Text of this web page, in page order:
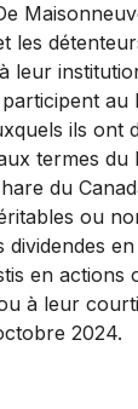
les
à leur
au
ils ont
termes du
du
ou
dividendes
en actions
à leur
2024.